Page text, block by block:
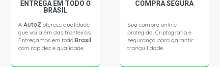
BORA COMFORTLINE SEDAN 2.0 8V AP (2001 - 2001)
BORA GL SEDAN 2.0 8V AP (1999 - 2007)
BORA GLS SEDAN 2.0 8V AP (1999 - 2007)
ENTREGA EM TODO O
BRASIL
AAutoZ oferece qualidade
que vai além das fronteiras.
Entregamos em todoBrasil
com rapidez e qualidade.
COMPRA SEGURA
Sua compra online
protegida. Criptografia e
segurança para garantir
tranquilidade.